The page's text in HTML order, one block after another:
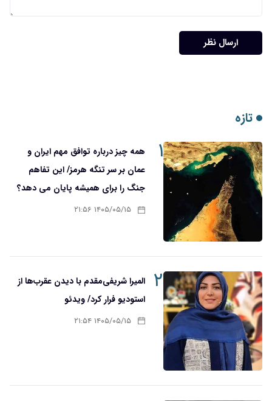
۱
همه چیز درباره توافق مهم ایران و
عمان بر سر تنگه هرمز/ این تفاهم
جنگ را برای همیشه پایان می دهد؟
۱۴۰۵/۰۵/۱۵ ۲۱:۵۶
۲
المیرا شریفی‌مقدم با دیدن عقرب‌ها از
استودیو فرار کرد/ ویدئو
۱۴۰۵/۰۵/۱۵ ۲۱:۵۴